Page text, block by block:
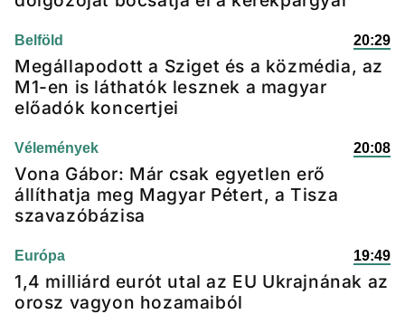
Belföld 20:29
Megállapodott a Sziget és a közmédia, az
M1-en is láthatók lesznek a magyar
előadók koncertjei
Vélemények 20:08
Vona Gábor: Már csak egyetlen erő
állíthatja meg Magyar Pétert, a Tisza
szavazóbázisa
Európa 19:49
1,4 milliárd eurót utal az EU Ukrajnának az
orosz vagyon hozamaiból